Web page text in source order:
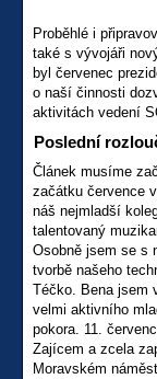
Proběhlé i
také s vývojáři
byl červenec
o naší činnosti
aktivitách vedení
Poslední
Článek musíme
začátku července
náš nejmladší
talentovaný
Osobně jsem se s
tvorbě našeho
Téčko. Bena jsem
velmi aktivního
pokora. 11.
Zajícem a zcela
Moravském